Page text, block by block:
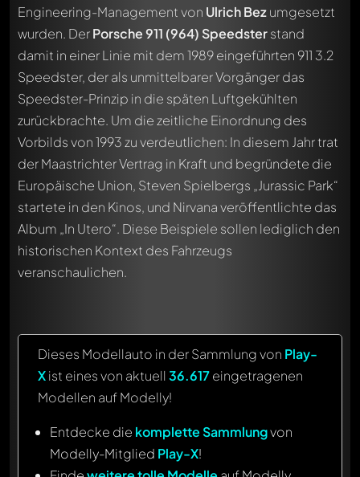
Engineering-Management von Ulrich Bezumgesetzt
wurden. DerPorsche 911 (964) Speedsterstand
damit in einer Linie mit dem 1989 eingeführten 911 3.2
Speedster, der als unmittelbarer Vorgänger das
Speedster-Prinzip in die späten Luftgekühlten
zurückbrachte. Um die zeitliche Einordnung des
Vorbilds von 1993 zu verdeutlichen: In diesem Jahr trat
der Maastrichter Vertrag in Kraft und begründete die
Europäische Union, Steven Spielbergs „Jurassic Park“
startete in den Kinos, und Nirvana veröffentlichte das
Album „In Utero“. Diese Beispiele sollen lediglich den
historischen Kontext des Fahrzeugs
veranschaulichen.
Dieses Modellauto in der Sammlung von Play-
Xist eines von aktuell36.617eingetragenen
Modellen auf Modelly!
Entdecke die komplette Sammlungvon
Modelly-Mitglied Play-X!